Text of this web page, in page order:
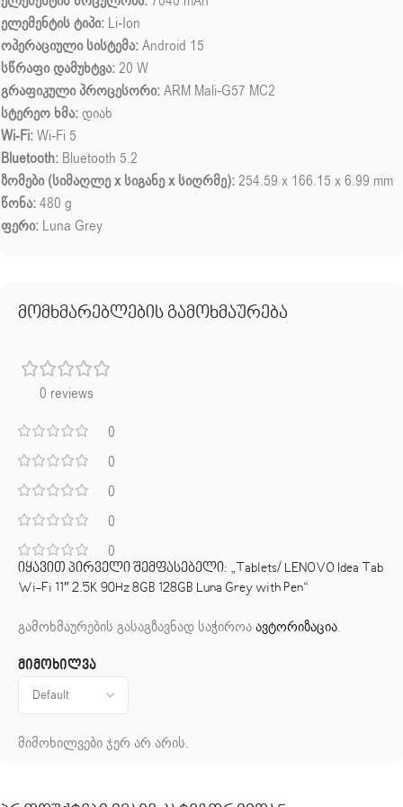
ელემენტის ტიპი: Li-Ion
ოპერაციული სისტემა:Android 15
სწრაფი დამუხტვა:20 W
გრაფიკული პროცესორი:ARM Mali‑G57 MC2
სტერეო ხმა: დიახ
Wi-Fi:Wi‑Fi 5
Bluetooth: Bluetooth 5.2
ზომები (სიმაღლე x სიგანე x სიღრმე):254.59 x 166.15 x 6.99 mm
წონა:480 g
ფერი: Luna Grey
მომხმარებლების გამოხმაურება
0 reviews
0
0
0
0
0
მიმოხილვა
მიმოხილვები ჯერ არ არის.
იყავით პირველი შემფასებელი: „Tablets/ LENOVO Idea Tab
Wi-Fi 11″ 2.5K 90Hz 8GB 128GB Luna Grey with Pen“
გამოხმაურების გასაგზავნად საჭიროაავტორიზაცია.